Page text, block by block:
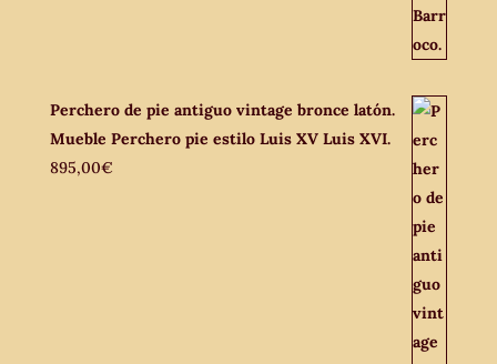
Perchero de pie antiguo vintage bronce latón.
Mueble Perchero pie estilo Luis XV Luis XVI.
895,00€